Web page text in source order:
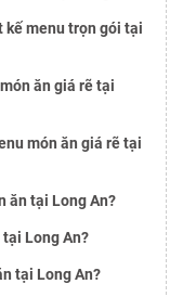
kế menu trọn gói tại
ăn giá rẽ tại
món ăn giá rẽ tại
ăn tại Long An?
Long An?
tại Long An?